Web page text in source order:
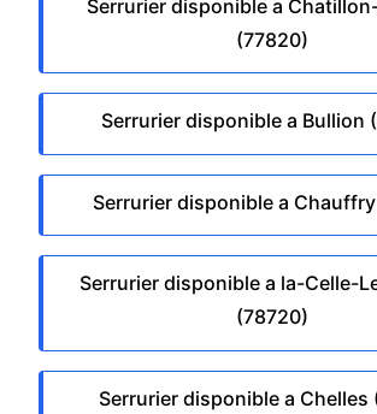
Serrurier disponible a
(77820)
Serrurier disponible a Bullion
Serrurier disponible a
Serrurier disponible a la-Celle-
(78720)
Serrurier disponible a Chelles